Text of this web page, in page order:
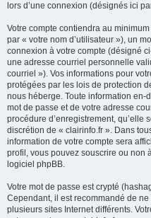
lors d’une connexion (désignés ici
Votre compte contiendra au
par « votre nom d’utilisateur »), un
connexion à votre compte (désigné
une adresse courriel personnelle
courriel »). Vos informations pour
protégées par les lois de protection
nous héberge. Toute information en-
mot de passe et de votre adresse
procédure d’enregistrement, qu’elle
discrétion de « clairinfo.fr ». Dans
information de votre compte sera
profil, vous pouvez souscrire ou non
logiciel phpBB.
Votre mot de passe est crypté
Cependant, il est recommandé de
plusieurs sites Internet différents.